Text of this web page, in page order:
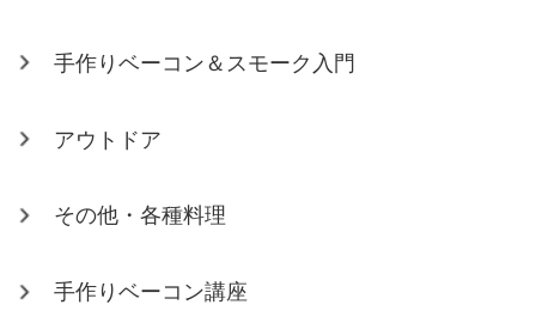
手作りベーコン＆スモーク入門
アウトドア
その他・各種料理
手作りベーコン講座